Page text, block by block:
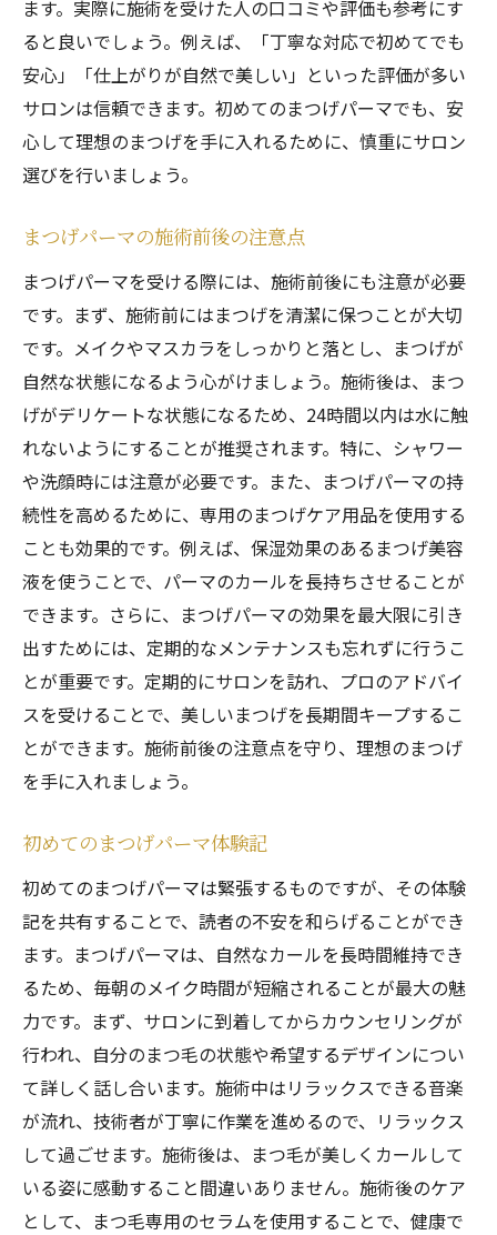
ます。実際に施術を受けた人の口コミや評価も参考にす
ると良いでしょう。例えば、「丁寧な対応で初めてでも
安心」「仕上がりが自然で美しい」といった評価が多い
サロンは信頼できます。初めてのまつげパーマでも、安
心して理想のまつげを手に入れるために、慎重にサロン
選びを行いましょう。
まつげパーマの施術前後の注意点
まつげパーマを受ける際には、施術前後にも注意が必要
です。まず、施術前にはまつげを清潔に保つことが大切
です。メイクやマスカラをしっかりと落とし、まつげが
自然な状態になるよう心がけましょう。施術後は、まつ
げがデリケートな状態になるため、24時間以内は水に触
れないようにすることが推奨されます。特に、シャワー
や洗顔時には注意が必要です。また、まつげパーマの持
続性を高めるために、専用のまつげケア用品を使用する
ことも効果的です。例えば、保湿効果のあるまつげ美容
液を使うことで、パーマのカールを長持ちさせることが
できます。さらに、まつげパーマの効果を最大限に引き
出すためには、定期的なメンテナンスも忘れずに行うこ
とが重要です。定期的にサロンを訪れ、プロのアドバイ
スを受けることで、美しいまつげを長期間キープするこ
とができます。施術前後の注意点を守り、理想のまつげ
を手に入れましょう。
初めてのまつげパーマ体験記
初めてのまつげパーマは緊張するものですが、その体験
記を共有することで、読者の不安を和らげることができ
ます。まつげパーマは、自然なカールを長時間維持でき
るため、毎朝のメイク時間が短縮されることが最大の魅
力です。まず、サロンに到着してからカウンセリングが
行われ、自分のまつ毛の状態や希望するデザインについ
て詳しく話し合います。施術中はリラックスできる音楽
が流れ、技術者が丁寧に作業を進めるので、リラックス
して過ごせます。施術後は、まつ毛が美しくカールして
いる姿に感動すること間違いありません。施術後のケア
として、まつ毛専用のセラムを使用することで、健康で